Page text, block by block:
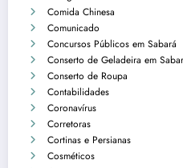
Comida Chinesa
Comunicado
Concursos Públicos em Sabará
Conserto de Geladeira em
Conserto de Roupa
Contabilidades
Coronavírus
Corretoras
Cortinas e Persianas
Cosméticos